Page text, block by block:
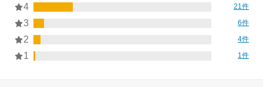
4 21件
3 6件
2 4件
1 1件